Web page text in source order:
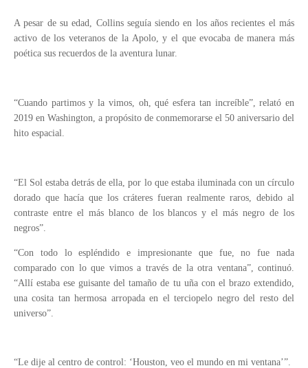
A pesar de su edad, Collins seguía siendo en los años recientes el más
activo de los veteranos de la Apolo, y el que evocaba de manera más
poética sus recuerdos de la aventura lunar.
“Cuando partimos y la vimos, oh, qué esfera tan increíble”, relató en
2019 en Washington, a propósito de conmemorarse el 50 aniversario del
hito espacial.
“El Sol estaba detrás de ella, por lo que estaba iluminada con un círculo
dorado que hacía que los cráteres fueran realmente raros, debido al
contraste entre el más blanco de los blancos y el más negro de los
negros”.
“Con todo lo espléndido e impresionante que fue, no fue nada
comparado con lo que vimos a través de la otra ventana”, continuó.
“Allí estaba ese guisante del tamaño de tu uña con el brazo extendido,
una cosita tan hermosa arropada en el terciopelo negro del resto del
universo”.
“Le dije al centro de control: ‘Houston, veo el mundo en mi ventana’”.